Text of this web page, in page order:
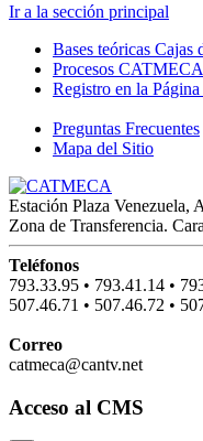
Ir a la sección principal
Bases teóricas Cajas
Procesos CATMECA
Registro en la
Preguntas Frecuentes
Mapa del Sitio
Estación Plaza Venezuela,
Zona de Transferencia.
Teléfonos
793.33.95 • 793.41.14 •
507.46.71 • 507.46.72 •
Correo
catmeca@cantv.net
Acceso al CMS